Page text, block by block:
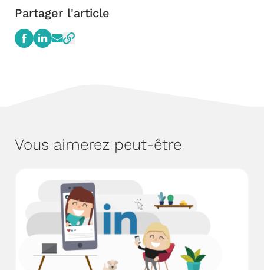
Partager l'article
Vous aimerez peut-être